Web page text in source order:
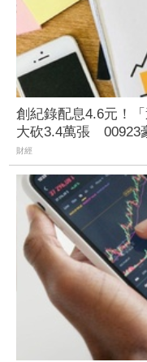
創紀錄配息4.6元！
大砍3.4萬張 00923
財經